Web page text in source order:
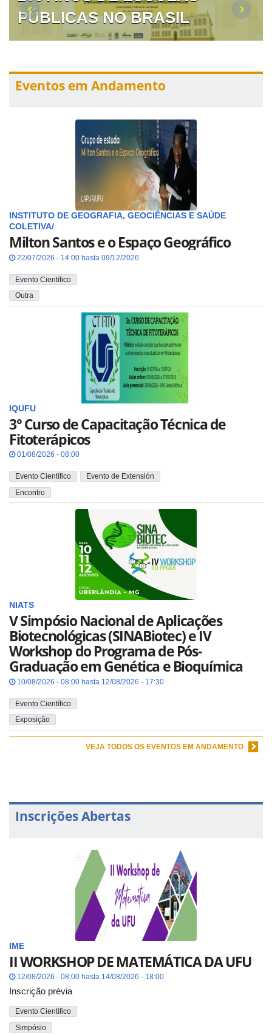
PÚBLICAS NO BRASIL
Eventos em Andamento
INSTITUTO DE GEOGRAFIA, GEOCIÊNCIAS E SAÚDE
COLETIVA/
Milton Santos e o Espaço Geográfico
22/07/2026 - 14:00 hasta 09/12/2026
Evento Científico
Outra
IQUFU
3° Curso de Capacitação Técnica de
Fitoterápicos
01/08/2026 - 08:00
Evento Científico
Evento de Extensión
Encontro
NIATS
V Simpósio Nacional de Aplicações
Biotecnológicas (SINABiotec) e IV
Workshop do Programa de Pós-
Graduação em Genética e Bioquímica
10/08/2026 - 08:00 hasta 12/08/2026 - 17:30
Evento Científico
Exposição
VEJA TODOS OS EVENTOS EM ANDAMENTO
Inscrições Abertas
IME
II WORKSHOP DE MATEMÁTICA DA UFU
12/08/2026 - 08:00 hasta 14/08/2026 - 18:00
Inscrição prévia
Evento Científico
Simpósio